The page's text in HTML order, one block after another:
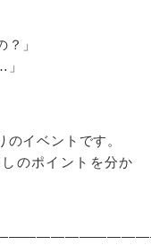
」
イベントです。
のポイントを分か